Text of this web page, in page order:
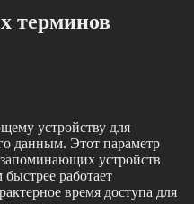
терминов
устройству для
данным. Этот параметр
запоминающих устройств
работает
время доступа для